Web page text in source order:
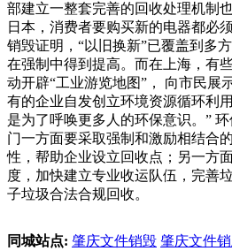
部建立一整套完善的回收处理机制
日本，消费者要购买新的电器都必
销毁证明，“以旧换新”已覆盖到多
在强制中得到提高。而在上海，有
动开辟“工业游览地图”， 向市民展
有的企业自发创立环境资源循环利
是为了呼唤更多人的环保意识。”
门一方面要采取强制和激励相结合
性，帮助企业设立回收点；另一方
度，加快建立专业收运队伍，完善
子垃圾合法合规回收。
同城站点: 肇庆文件销毁 肇庆文件